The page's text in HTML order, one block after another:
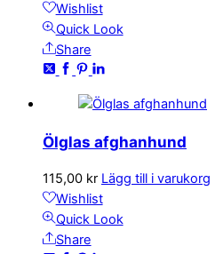
Wishlist
Quick Look
Share
Ölglas afghanhund
115,00 kr Lägg till i varukorg
Wishlist
Quick Look
Share